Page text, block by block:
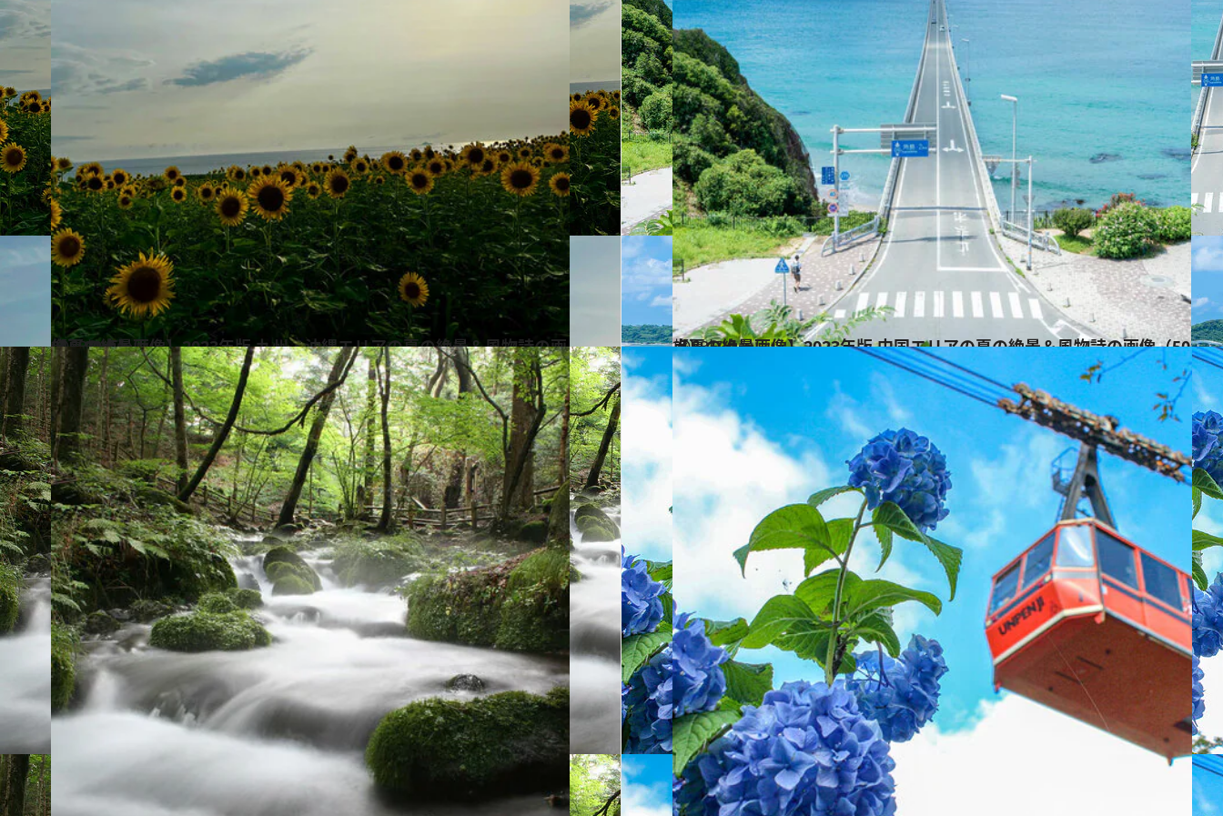
2023.8.3
【夏の絶景画像】2023年版 九州・沖縄エリアの夏の絶景＆風物詩の画像（80点）
旅＆お出かけ 2023.7.9
【夏の絶景画像】2023年版 中国エリアの夏の絶景＆風物詩の画像（50点）
旅＆お出かけ